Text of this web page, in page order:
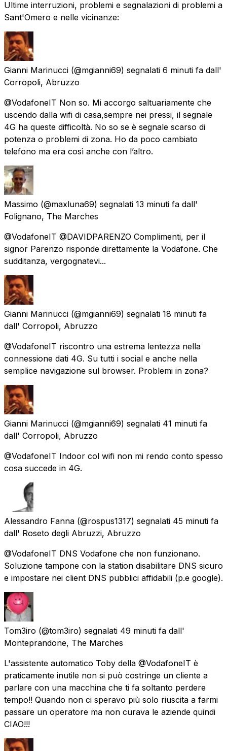
Ultime interruzioni, problemi e segnalazioni di problemi a
Sant'Omero e nelle vicinanze:
Gianni Marinucci (@mgianni69) segnalati 6 minuti fa dall'
Corropoli, Abruzzo
@VodafoneIT Non so. Mi accorgo saltuariamente che
uscendo dalla wifi di casa,sempre nei pressi, il segnale
4G ha queste difficoltà. No so se è segnale scarso di
potenza o problemi di zona. Ho da poco cambiato
telefono ma era così anche con l’altro.
Massimo (@maxluna69) segnalati 13 minuti fa dall'
Folignano, The Marches
@VodafoneIT @DAVIDPARENZO Complimenti, per il
signor Parenzo risponde direttamente la Vodafone. Che
sudditanza, vergognatevi...
Gianni Marinucci (@mgianni69) segnalati 18 minuti fa
dall' Corropoli, Abruzzo
@VodafoneIT riscontro una estrema lentezza nella
connessione dati 4G. Su tutti i social e anche nella
semplice navigazione sul browser. Problemi in zona?
Gianni Marinucci (@mgianni69) segnalati 41 minuti fa
dall' Corropoli, Abruzzo
@VodafoneIT Indoor col wifi non mi rendo conto spesso
cosa succede in 4G.
Alessandro Fanna (@rospus1317) segnalati 45 minuti fa
dall' Roseto degli Abruzzi, Abruzzo
@VodafoneIT DNS Vodafone che non funzionano.
Soluzione tampone con la station disabilitare DNS sicuro
e impostare nei client DNS pubblici affidabili (p.e google).
Tom3iro (@tom3iro) segnalati 49 minuti fa dall'
Monteprandone, The Marches
L'assistente automatico Toby della @VodafoneIT è
praticamente inutile non si può costringe un cliente a
parlare con una macchina che ti fa soltanto perdere
tempo!! Quando non ci speravo più solo riuscita a farmi
passare un operatore ma non curava le aziende quindi
CIAO!!!